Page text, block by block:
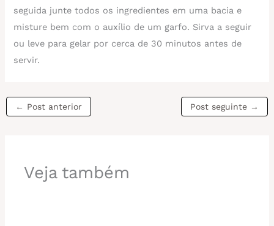
seguida junte todos os ingredientes em uma bacia e
misture bem com o auxílio de um garfo. Sirva a seguir
ou leve para gelar por cerca de 30 minutos antes de
servir.
← Post anterior Post seguinte →
Veja também